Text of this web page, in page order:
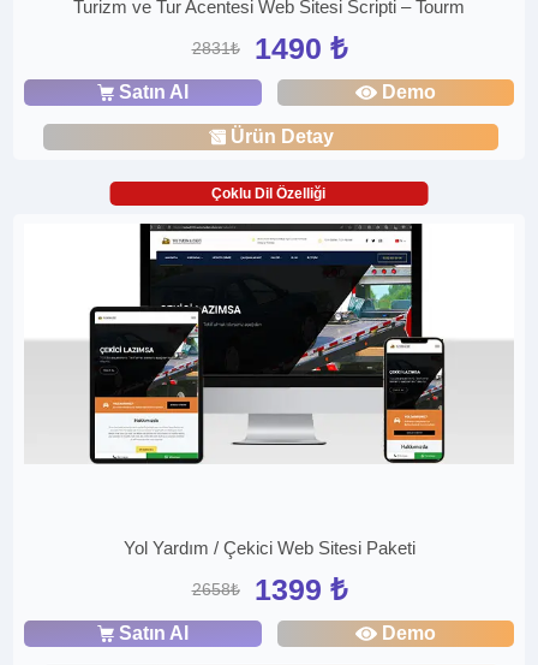
Turizm ve Tur Acentesi Web Sitesi Scripti – Tourm
2831₺ 1490 ₺
Satın Al Demo
Ürün Detay
Çoklu Dil Özelliği
Yol Yardım / Çekici Web Sitesi Paketi
2658₺ 1399 ₺
Satın Al Demo